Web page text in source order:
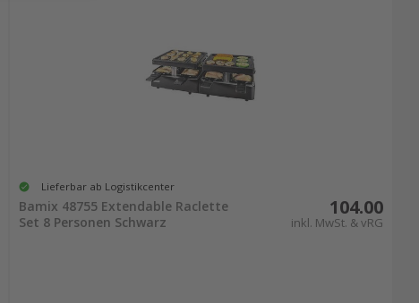
Lieferbar ab Logistikcenter
Bamix 48755 Extendable Raclette
Set 8 Personen Schwarz
104.00
inkl. MwSt. & vRG